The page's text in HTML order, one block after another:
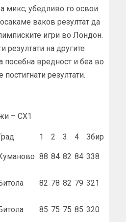
микс, убедливо го освои
ваков резултат да
игри во Лондон.
резултати на другите
посебна вредност и беа во
постигнати резултати.
– СХ1
1 2 3 4 Збир
88 84 82 84 338
82 78 82 79 321
85 75 75 85 320